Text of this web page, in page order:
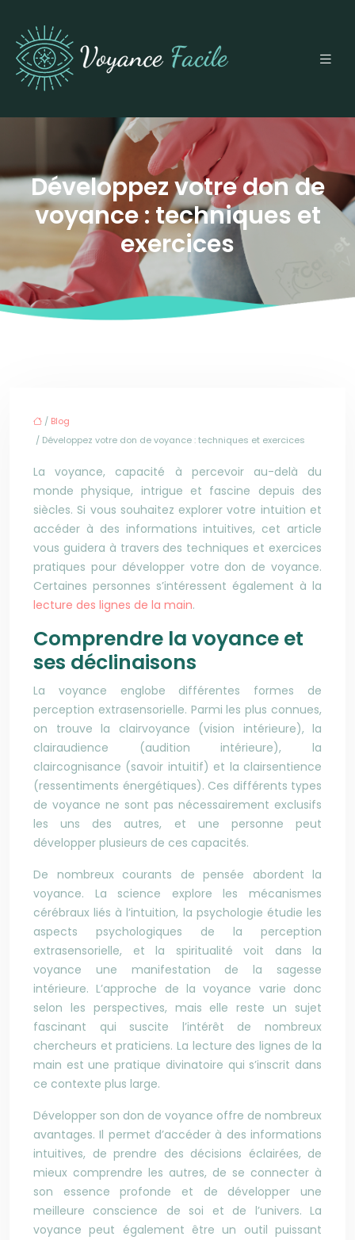
Développez votre don de
voyance : techniques et
exercices
/ Blog
/ Développez votre don de voyance : techniques et exercices
La voyance, capacité à percevoir au-delà du
monde physique, intrigue et fascine depuis des
siècles. Si vous souhaitez explorer votre intuition et
accéder à des informations intuitives, cet article
vous guidera à travers des techniques et exercices
pratiques pour développer votre don de voyance.
Certaines personnes s’intéressent également à la
lecture des lignes de la main.
Comprendre la voyance et
ses déclinaisons
La voyance englobe différentes formes de
perception extrasensorielle. Parmi les plus connues,
on trouve la clairvoyance (vision intérieure), la
clairaudience (audition intérieure), la
claircognisance (savoir intuitif) et la clairsentience
(ressentiments énergétiques). Ces différents types
de voyance ne sont pas nécessairement exclusifs
les uns des autres, et une personne peut
développer plusieurs de ces capacités.
De nombreux courants de pensée abordent la
voyance. La science explore les mécanismes
cérébraux liés à l’intuition, la psychologie étudie les
aspects psychologiques de la perception
extrasensorielle, et la spiritualité voit dans la
voyance une manifestation de la sagesse
intérieure. L’approche de la voyance varie donc
selon les perspectives, mais elle reste un sujet
fascinant qui suscite l’intérêt de nombreux
chercheurs et praticiens. La lecture des lignes de la
main est une pratique divinatoire qui s’inscrit dans
ce contexte plus large.
Développer son don de voyance offre de nombreux
avantages. Il permet d’accéder à des informations
intuitives, de prendre des décisions éclairées, de
mieux comprendre les autres, de se connecter à
son essence profonde et de développer une
meilleure conscience de soi et de l’univers. La
voyance peut également être un outil puissant